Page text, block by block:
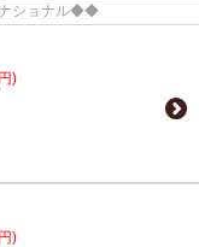
ナショナル◆◆
)
)